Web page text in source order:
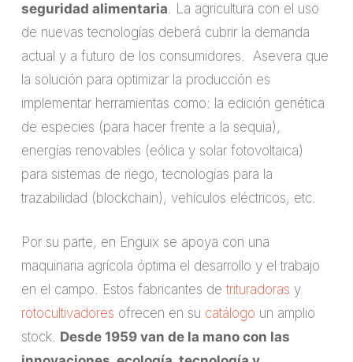
seguridad alimentaria. La agricultura con el uso
de nuevas tecnologías deberá cubrir la demanda
actual y a futuro de los consumidores. Asevera que
la solución para optimizar la producción es
implementar herramientas como: la edición genética
de especies (para hacer frente a la sequia),
energías renovables (eólica y solar fotovoltaica)
para sistemas de riego, tecnologías para la
trazabilidad (blockchain), vehículos eléctricos, etc.
Por su parte, en Enguix se apoya con una
maquinaria agrícola óptima el desarrollo y el trabajo
en el campo. Estos fabricantes detrituradoras y
rotocultivadores ofrecen en su catálogo un amplio
stock. Desde 1959 van de la mano con las